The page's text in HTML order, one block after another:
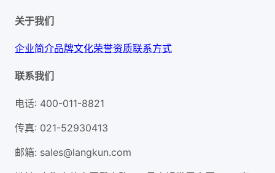
关于我们
企业简介品牌文化荣誉资质联系方式
联系我们
电话: 400-011-8821
传真: 021-52930413
邮箱: sales@langkun.com